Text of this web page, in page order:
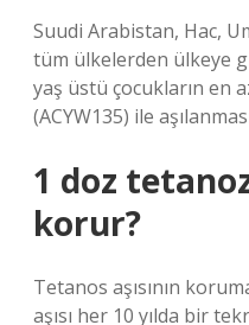
Suudi Arabistan, Hac,
tüm ülkelerden ülkeye
yaş üstü çocukların en
(ACYW135) ile
1 doz tetanoz
korur?
Tetanos aşısının
aşısı her 10 yılda bir